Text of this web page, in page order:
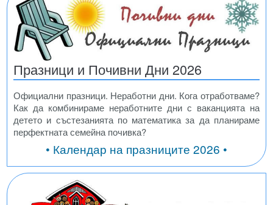
Празници и Почивни Дни 2026
Официални празници. Неработни дни. Кога отработваме?
Как да комбинираме неработните дни с ваканцията на
детето и състезанията по математика за да планираме
перфектната семейна почивка?
• Календар на празниците 2026 •